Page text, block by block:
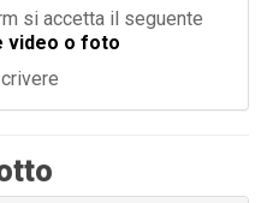
si accetta il seguente
video o foto